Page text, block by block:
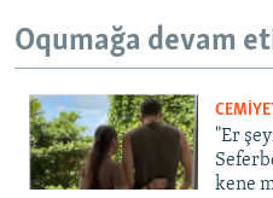
Oqumağa devam
"Er
kene